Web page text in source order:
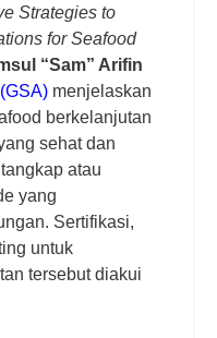
Strategies to
for Seafood
“Sam” Arifin
menjelaskan
berkelanjutan
sehat dan
atau
yang
Sertifikasi,
untuk
tersebut diakui